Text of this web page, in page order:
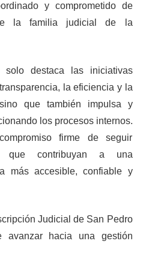
y comprometido de
la familia judicial de la
solo destaca las iniciativas
la eficiencia y la
que también impulsa y
los procesos internos.
firme de seguir
que contribuyan a una
más accesible, confiable y
Judicial de San Pedro
avanzar hacia una gestión